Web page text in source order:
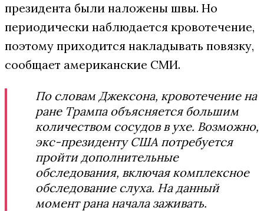
президента были наложены швы. Но
периодически наблюдается кровотечение,
поэтому приходится накладывать повязку,
сообщает американские СМИ.
По словам Джексона, кровотечение на
ране Трампа объясняется большим
количеством сосудов в ухе. Возможно,
экс-президенту США потребуется
пройти дополнительные
обследования, включая комплексное
обследование слуха. На данный
момент рана начала заживать.